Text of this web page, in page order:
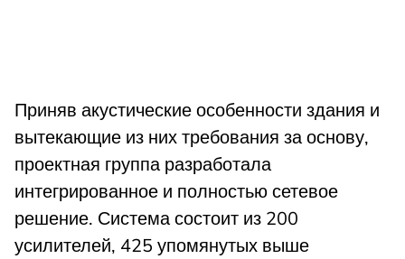
Приняв акустические особенности здания и
вытекающие из них требования за основу,
проектная группа разработала
интегрированное и полностью сетевое
решение. Система состоит из 200
усилителей, 425 упомянутых выше